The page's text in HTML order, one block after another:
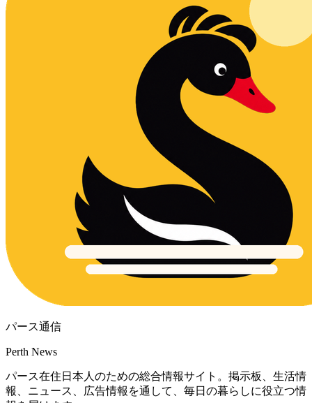
パース通信
Perth News
パース在住日本人のための総合情報サイト。掲示板、生活情
報、ニュース、広告情報を通して、毎日の暮らしに役立つ情